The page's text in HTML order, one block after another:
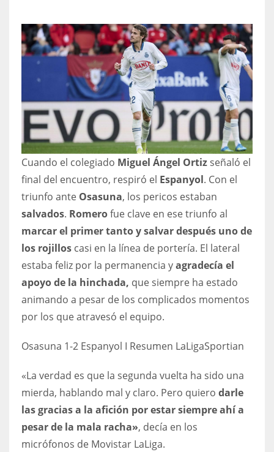
3
ATL
24
IND
34
DEN
24
20
16
19
Cuando el colegiado Miguel Ángel Ortiz señaló el
final del encuentro, respiró el Espanyol. Con el
triunfo ante Osasuna, los pericos estaban
salvados. Romerofue clave en ese triunfo al
marcar el primer tanto y salvar después uno de
los rojillos casi en la línea de portería. El lateral
estaba feliz por la permanencia yagradecía el
apoyo de la hinchada, que siempre ha estado
animando a pesar de los complicados momentos
por los que atravesó el equipo.
Osasuna 1-2 Espanyol I Resumen LaLigaSportian
«La verdad es que la segunda vuelta ha sido una
mierda, hablando mal y claro. Pero quiero darle
las gracias a la afición por estar siempre ahí a
pesar de la mala racha», decía en los
micrófonos de Movistar LaLiga.